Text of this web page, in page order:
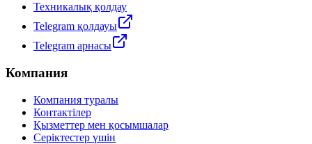
Техникалық қолдау
Telegram қолдауы
Telegram арнасы
Компания
Компания туралы
Контактілер
Қызметтер мен қосымшалар
Серіктестер үшін